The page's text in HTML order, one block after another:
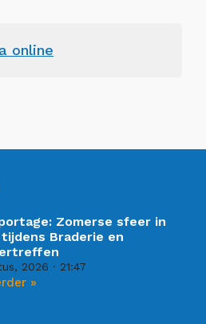
online
Zomerse sfeer in
Braderie en
2026 21:47
»